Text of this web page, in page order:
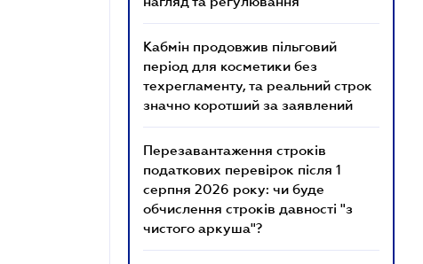
Кабмін продовжив пільговий
період для косметики без
техрегламенту, та реальний строк
значно коротший за заявлений
Перезавантаження строків
податкових перевірок після 1
серпня 2026 року: чи буде
обчислення строків давності "з
чистого аркуша"?